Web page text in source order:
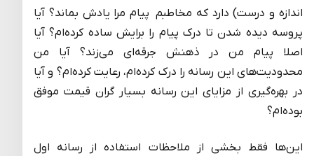
اندازه و درست) دارد که مخاطبم پیام مرا یادش بماند؟ آیا
پروسه دیده شدن تا درک پیام را برایش ساده کرده‌ام؟ آیا
اصلا پیام من در ذهنش جرقه‌ای می‌زند؟ آیا من
محدودیت‌های این رسانه را درک کرده‌ام، رعایت کرده‌ام؟ و آیا
در بهره‌گیری از مزایای این رسانه بسیار گران قیمت موفق
بوده‌ام؟
این‌ها فقط بخشی از ملاحظات استفاده از رسانه اول